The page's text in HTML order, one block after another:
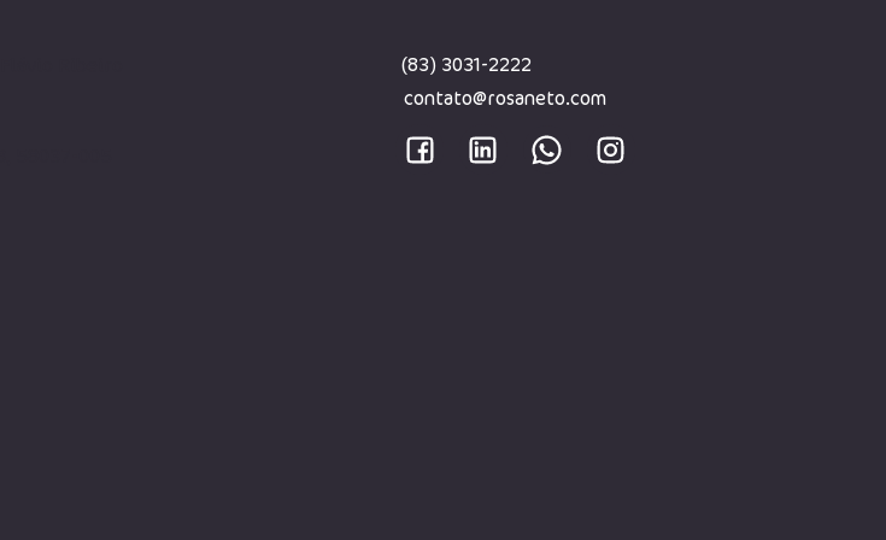
(83) 3031-2222
contato@rosaneto.com